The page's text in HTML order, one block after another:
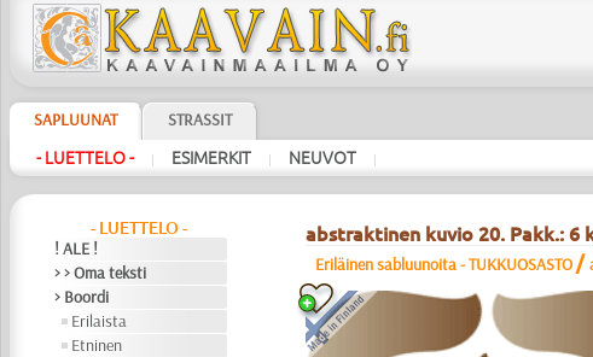
SAPLUUNAT STRASSIT
- LUETTELO - | ESIMERKIT | NEUVOT |
- LUETTELO -
! ALE !
> > Oma teksti
> Boordi
Erilaista
Etninen
abstraktinen kuvio 20. Pakk.: 6
Eriläinen sabluunoita - TUKKUOSASTO /